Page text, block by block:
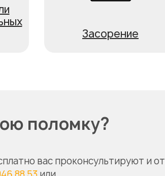
Засорение
поломку?
вас проконсультируют и